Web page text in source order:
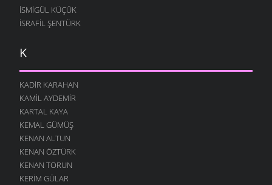
İSMIGÜL KÜÇÜK
İSRAFIL ŞENTÜRK
K
KADIR KARAHAN
KAMIL AYDEMIR
KARTAL KAYA
KEMAL GÜMÜŞ
KENAN ALTUN
KENAN ÖZTÜRK
KENAN TORUN
KERIM GÜLAR